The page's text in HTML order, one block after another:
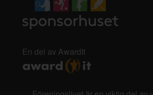
En del av AwardIt